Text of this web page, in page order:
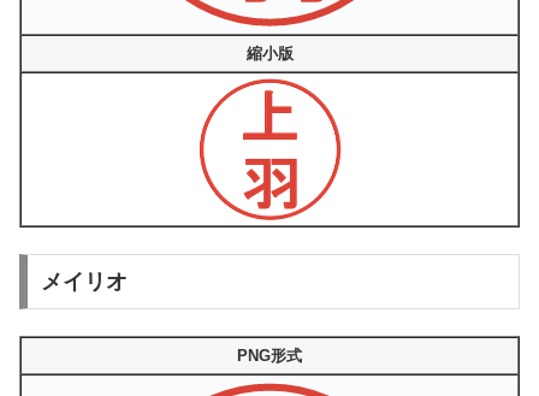
縮小版
メイリオ
PNG形式